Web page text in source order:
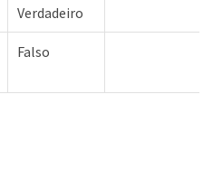
Verdadeiro
Falso